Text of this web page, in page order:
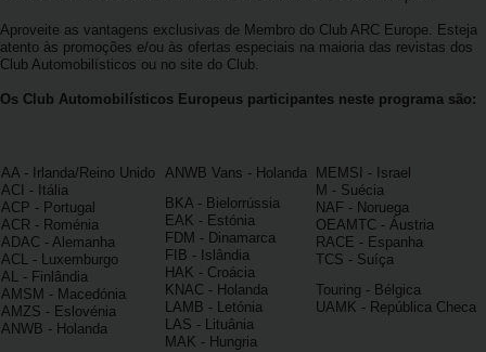
Carros
Premium
Produtos
e
Serviços
Campers
Aproveite as vantagens exclusivas de Membro do Club ARC Europe. Esteja
atento às promoções e/ou às ofertas especiais na maioria das revistas dos
Club Automobilísticos ou no site do Club.
Os Club Automobilísticos Europeus participantes neste programa são:
AA - Irlanda/Reino Unido
ACI - Itália
ACP - Portugal
ACR - Roménia
ADAC - Alemanha
ACL - Luxemburgo
AL - Finlândia
AMSM - Macedónia
AMZS - Eslovénia
ANWB - Holanda
ANWB Vans - Holanda
BKA - Bielorrússia
EAK - Estónia
FDM - Dinamarca
FIB - Islândia
HAK - Croácia
KNAC - Holanda
LAMB - Letónia
LAS - Lituânia
MAK - Hungria
MEMSI - Israel
M - Suécia
NAF - Noruega
OEAMTC - Áustria
RACE - Espanha
TCS - Suíça
Touring - Bélgica
UAMK - República Checa